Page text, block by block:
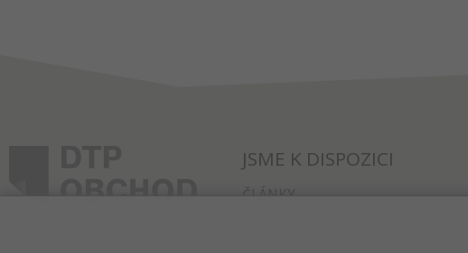
JSME K DISPOZICI
ČLÁNKY